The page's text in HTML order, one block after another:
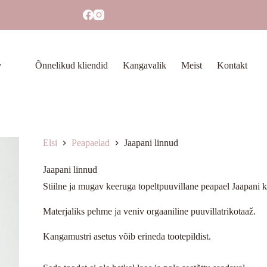
Õnnelikud kliendid Kangavalik Meist Kontakt
Elsi Peapaelad Jaapani linnud
Jaapani linnud
Stiilne ja mugav keeruga topeltpuuvillane peapael Jaapani
Materjaliks pehme ja veniv orgaaniline puuvillatrikotaaž.
Kangamustri asetus võib erineda tootepildist.